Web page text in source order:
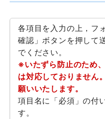
各項目を入力の上，フ
確認」ボタンを押して
でください。
※いたずら防止のため
は対応しておりません
願いいたします。
項目名に「必須」の付
す。